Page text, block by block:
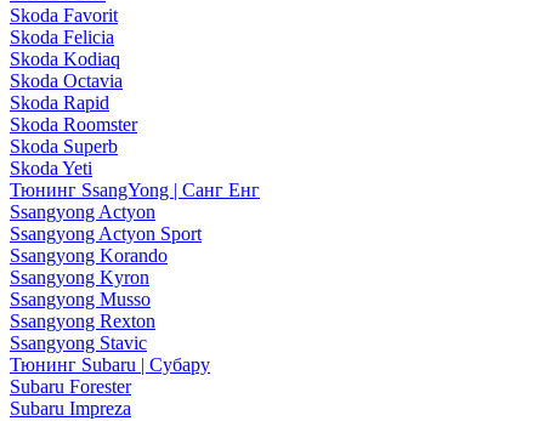
Skoda Favorit
Skoda Felicia
Skoda Kodiaq
Skoda Octavia
Skoda Rapid
Skoda Roomster
Skoda Superb
Skoda Yeti
Тюнинг SsangYong | Санг Енг
Ssangyong Actyon
Ssangyong Actyon Sport
Ssangyong Korando
Ssangyong Kyron
Ssangyong Musso
Ssangyong Rexton
Ssangyong Stavic
Тюнинг Subaru | Субару
Subaru Forester
Subaru Impreza